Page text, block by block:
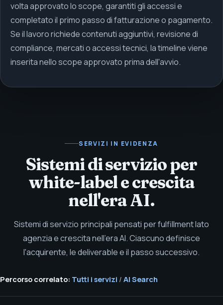
volta approvato lo scope, garantiti gli accessi e
completato il primo passo di fatturazione o pagamento.
Se il lavoro richiede contenuti aggiuntivi, revisione di
compliance, mercati o accessi tecnici, la timeline viene
inserita nello scope approvato prima dell'avvio.
SERVIZI IN EVIDENZA
Sistemi di servizio per
white-label e crescita
nell'era AI.
Sistemi di servizio principali pensati per fulfillment lato
agenzia e crescita nell'era AI. Ciascuno definisce
l'acquirente, le deliverable e il passo successivo.
Percorso correlato: Tutti i servizi / AI Search